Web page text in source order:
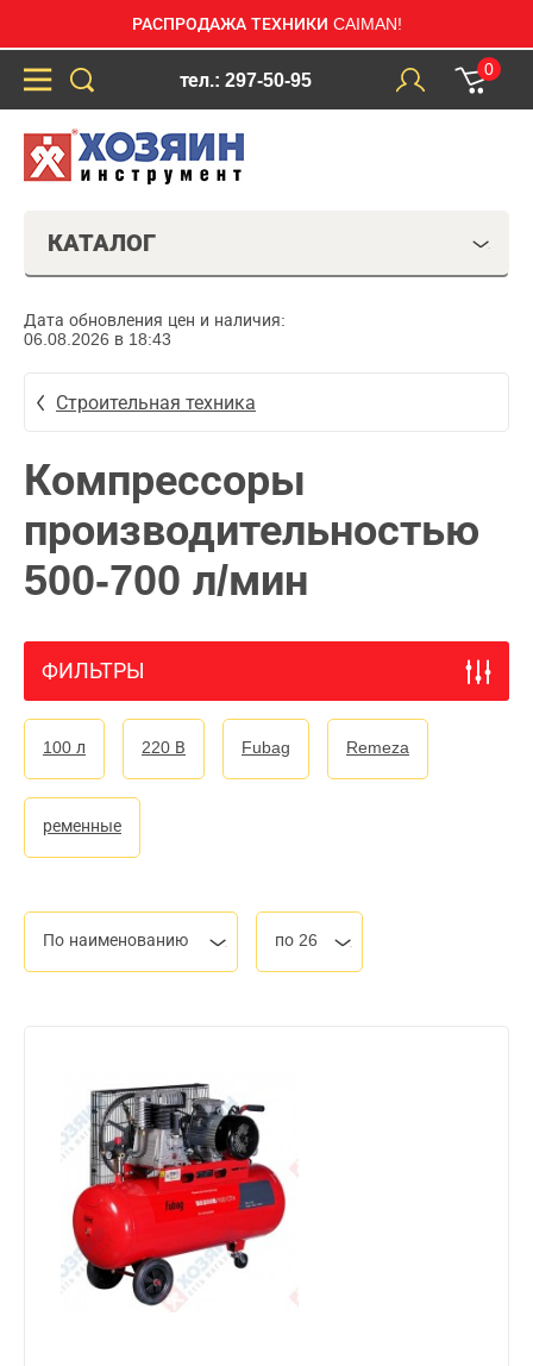
РАСПРОДАЖА ТЕХНИКИ CAIMAN!
тел.: 297-50-95
0
КАТАЛОГ
Дата обновления цен и наличия:
06.08.2026 в 18:43
Строительная техника
Компрессоры
производительностью
500-700 л/мин
ФИЛЬТРЫ
100 л 220 В Fubag Remeza
ременные
По наименованию по 26